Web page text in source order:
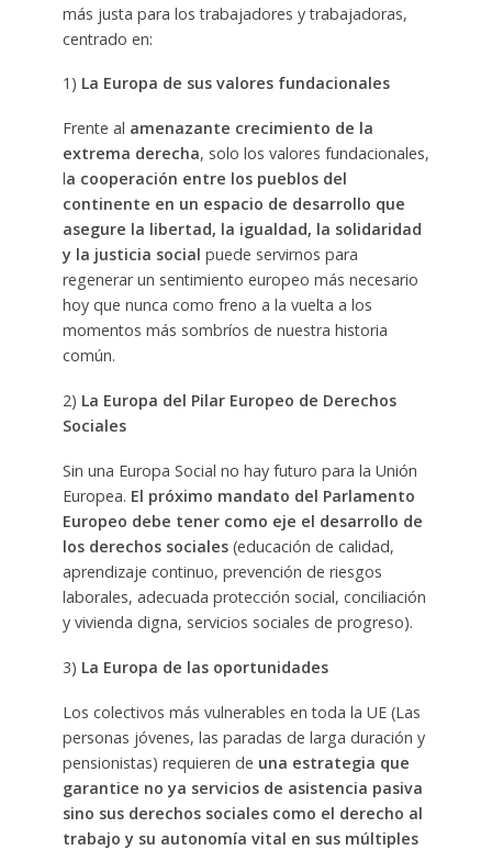
más justa para los trabajadores y trabajadoras,
centrado en:
1) La Europa de sus valores fundacionales
Frente al amenazante crecimiento de la
extrema derecha, solo los valores fundacionales,
la cooperación entre los pueblos del
continente en un espacio de desarrollo que
asegure la libertad, la igualdad, la solidaridad
y la justicia social puede servirnos para
regenerar un sentimiento europeo más necesario
hoy que nunca como freno a la vuelta a los
momentos más sombríos de nuestra historia
común.
2) La Europa del Pilar Europeo de Derechos
Sociales
Sin una Europa Social no hay futuro para la Unión
Europea. El próximo mandato del Parlamento
Europeo debe tener como eje el desarrollo de
los derechos sociales(educación de calidad,
aprendizaje continuo, prevención de riesgos
laborales, adecuada protección social, conciliación
y vivienda digna, servicios sociales de progreso).
3) La Europa de las oportunidades
Los colectivos más vulnerables en toda la UE (Las
personas jóvenes, las paradas de larga duración y
pensionistas) requieren de una estrategia que
garantice no ya servicios de asistencia pasiva
sino sus derechos sociales como el derecho al
trabajo y su autonomía vital en sus múltiples